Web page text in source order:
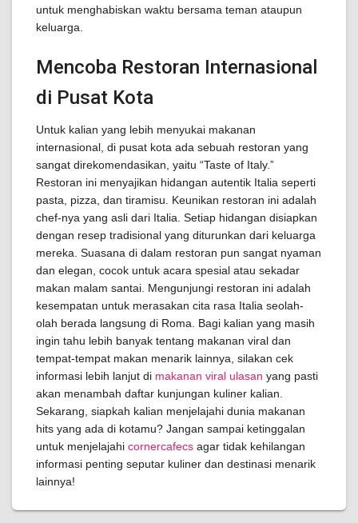
untuk menghabiskan waktu bersama teman ataupun
keluarga.
Mencoba Restoran Internasional
di Pusat Kota
Untuk kalian yang lebih menyukai makanan
internasional, di pusat kota ada sebuah restoran yang
sangat direkomendasikan, yaitu “Taste of Italy.”
Restoran ini menyajikan hidangan autentik Italia seperti
pasta, pizza, dan tiramisu. Keunikan restoran ini adalah
chef-nya yang asli dari Italia. Setiap hidangan disiapkan
dengan resep tradisional yang diturunkan dari keluarga
mereka. Suasana di dalam restoran pun sangat nyaman
dan elegan, cocok untuk acara spesial atau sekadar
makan malam santai. Mengunjungi restoran ini adalah
kesempatan untuk merasakan cita rasa Italia seolah-
olah berada langsung di Roma. Bagi kalian yang masih
ingin tahu lebih banyak tentang makanan viral dan
tempat-tempat makan menarik lainnya, silakan cek
informasi lebih lanjut di makanan viral ulasan yang pasti
akan menambah daftar kunjungan kuliner kalian.
Sekarang, siapkah kalian menjelajahi dunia makanan
hits yang ada di kotamu? Jangan sampai ketinggalan
untuk menjelajahi cornercafecs agar tidak kehilangan
informasi penting seputar kuliner dan destinasi menarik
lainnya!